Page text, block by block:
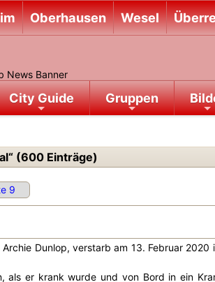
Oberhausen Wesel
City Guide Gruppen
(600 Einträge)
9
Dunlop, verstarb am 13. Februar
als er krank wurde und von Bord in ein